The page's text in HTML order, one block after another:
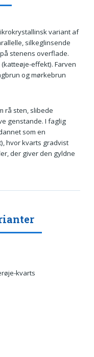
variant af
silkeglinsende
stenens overflade.
(katteøje-effekt). Farven
og mørkebrun
rå sten, slibede
genstande. I faglig
som en
hvor kvarts gradvist
der giver den gyldne
kvarts